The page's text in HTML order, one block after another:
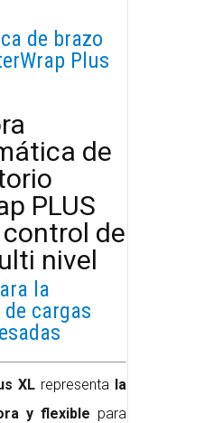
de brazo
Plus
de
PLUS
control de
nivel
la
cargas
XL representa la
y flexible para